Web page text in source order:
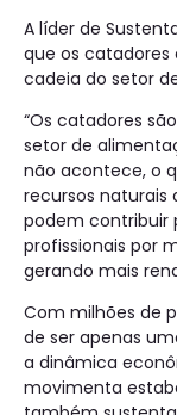
A líder de
que os catadores
cadeia do setor
“Os catadores
setor de
não acontece, o
recursos naturais
podem contribuir
profissionais por
gerando mais
Com milhões de
de ser apenas
a dinâmica
movimenta